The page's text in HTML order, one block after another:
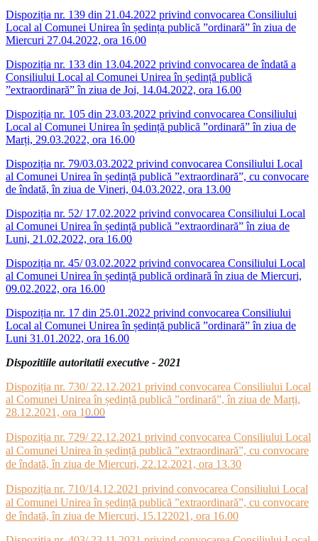
Dispoziția nr. 139 din 21.04.2022 privind convocarea Consiliului
Local al Comunei Unirea în ședința publică ”ordinară” în ziua de
Miercuri 27.04.2022, ora 16.00
Dispoziția nr. 133 din 13.04.2022 privind convocarea de îndată a
Consiliului Local al Comunei Unirea în ședință publică
”extraordinară” în ziua de Joi, 14.04.2022, ora 16.00
Dispoziția nr. 105 din 23.03.2022 privind convocarea Consiliului
Local al Comunei Unirea în ședință publică ”ordinară” în ziua de
Marți, 29.03.2022, ora 16.00
Dispoziția nr. 79/03.03.2022 privind convocarea Consiliului Local
al Comunei Unirea în ședință publică ”extraordinară”, cu convocare
de îndată, în ziua de Vineri, 04.03.2022, ora 13.00
Dispoziția nr. 52/ 17.02.2022 privind convocarea Consiliului Local
al Comunei Unirea în ședință publică ”extraordinară” în ziua de
Luni, 21.02.2022, ora 16.00
Dispoziția nr. 45/ 03.02.2022 privind convocarea Consiliului Local
al Comunei Unirea în ședință publică ordinară în ziua de Miercuri,
09.02.2022, ora 16.00
Dispoziția nr. 17 din 25.01.2022 privind convocarea Consiliului
Local al Comunei Unirea în ședință publică ”ordinară” în ziua de
Luni 31.01.2022, ora 16.00
Dispozitiile autoritatii executive - 2021
Dispoziția nr. 730/ 22.12.2021 privind convocarea Consiliului Local
al Comunei Unirea în ședință publică ”ordinară”, în ziua de Marți,
28.12.2021, ora 10.00
Dispoziția nr. 729/ 22.12.2021 privind convocarea Consiliului Local
al Comunei Unirea în ședință publică ”extraordinară”, cu convocare
de îndată, în ziua de Miercuri, 22.12.2021, ora 13.30
Dispoziția nr. 710/14.12.2021 privind convocarea Consiliului Local
al Comunei Unirea în ședință publică ”extraordinară”, cu convocare
de îndată, în ziua de Miercuri, 15.122021, ora 16.00